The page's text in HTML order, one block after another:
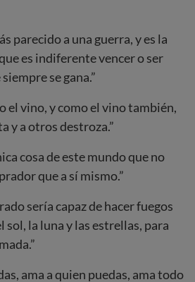
parecido a una guerra, y es la
es indiferente vencer o ser
se gana.”
el vino, y como el vino también,
y a otros destroza.”
cosa de este mundo que no
que a sí mismo.”
sería capaz de hacer fuegos
sol, la luna y las estrellas, para
ama a quien puedas, ama todo